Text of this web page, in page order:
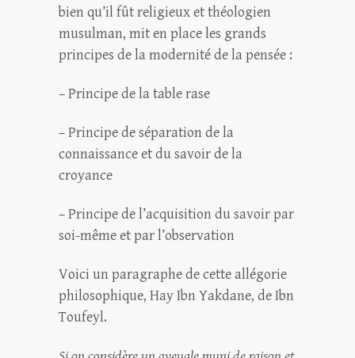
bien qu’il fût religieux et théologien
musulman, mit en place les grands
principes de la modernité de la pensée :
– Principe de la table rase
– Principe de séparation de la
connaissance et du savoir de la
croyance
– Principe de l’acquisition du savoir par
soi-même et par l’observation
Voici un paragraphe de cette allégorie
philosophique, Hay Ibn Yakdane, de Ibn
Toufeyl.